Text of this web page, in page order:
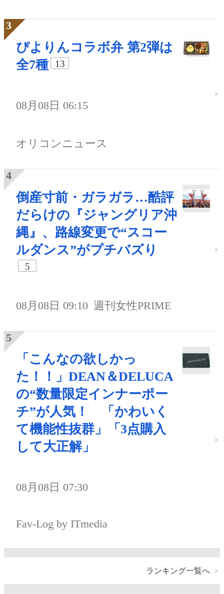
ぴよりんコラボ弁 第2弾は
全7種
13
08月08日 06:15
オリコンニュース
倒産寸前・ガラガラ…酷評
だらけの『ジャングリア沖
縄』、路線変更で“スコー
ルダンス”がプチバズり
5
08月08日 09:10 週刊女性PRIME
「こんなの欲しかっ
た！！」DEAN＆DELUCA
の“数量限定インナーポー
チ”が人気！ 「かわいく
て機能性抜群」「3点購入
して大正解」
08月08日 07:30
Fav-Log by ITmedia
ランキング一覧へ